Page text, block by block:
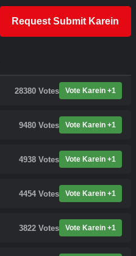
Request Submit Karein
28380 Votes Vote Karein +1
9480 Votes Vote Karein +1
4938 Votes Vote Karein +1
4454 Votes Vote Karein +1
3822 Votes Vote Karein +1